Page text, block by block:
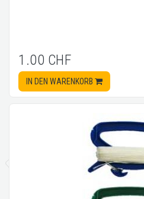
1.00 CHF
IN DEN WARENKORB